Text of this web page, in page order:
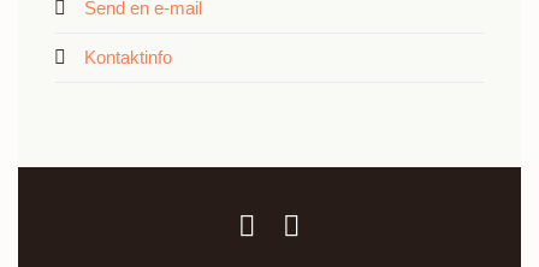
Send en e-mail
Kontaktinfo